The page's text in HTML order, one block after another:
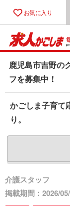
お気に入り
鹿児島市吉野の
フを募集中！
かごしま子育て
り。
介護スタッフ
掲載期間：2026/